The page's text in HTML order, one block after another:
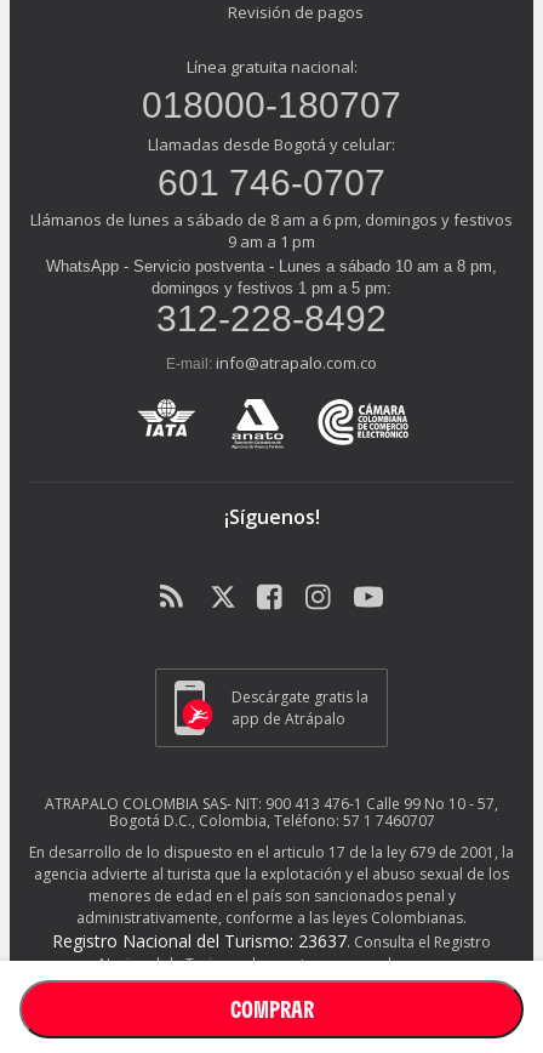
COMPRAR
Revisión de pagos
Línea gratuita nacional:
018000-180707
Llamadas desde Bogotá y celular:
601 746-0707
Llámanos de lunes a sábado de 8 am a 6 pm, domingos y festivos
9 am a 1 pm
WhatsApp - Servicio postventa - Lunes a sábado 10 am a 8 pm,
domingos y festivos 1 pm a 5 pm:
312-228-8492
E-mail: info@atrapalo.com.co
¡Síguenos!
Descárgate gratis la
app de Atrápalo
ATRAPALO COLOMBIA SAS- NIT: 900 413 476-1 Calle 99 No 10 - 57,
Bogotá D.C., Colombia, Teléfono: 57 1 7460707
En desarrollo de lo dispuesto en el articulo 17 de la ley 679 de 2001, la
agencia advierte al turista que la explotación y el abuso sexual de los
menores de edad en el país son sancionados penal y
administrativamente, conforme a las leyes Colombianas.
Registro Nacional del Turismo: 23637. Consulta el Registro
Nacional de Turismo de nuestros proveedores en
http://www.rues.org.co/RNT